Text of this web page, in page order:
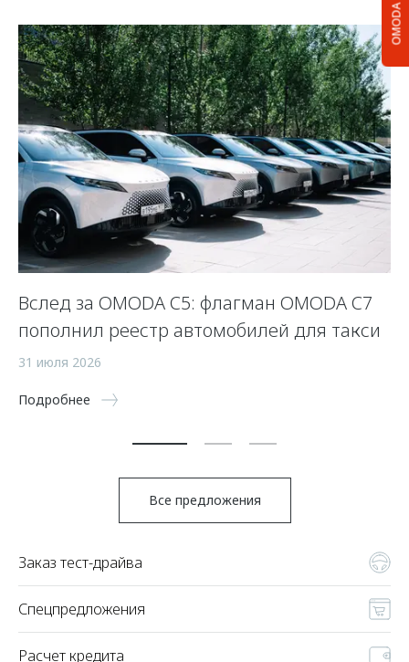
OMODA C5
Вслед за OMODA C5: флагман OMODA C7
пополнил реестр автомобилей для такси
31 июля 2026
Подробнее
Все предложения
Заказ тест-драйва
Спецпредложения
Расчет кредита